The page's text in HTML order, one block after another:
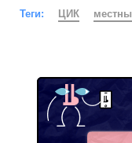
Теги: ЦИК